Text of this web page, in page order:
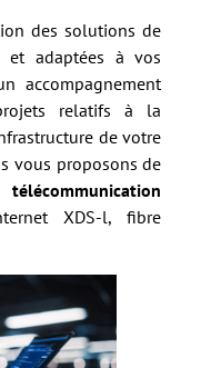
des solutions de
et adaptées à vos
accompagnement
relatifs à la
de votre
vous proposons de
XDS-l, fibre